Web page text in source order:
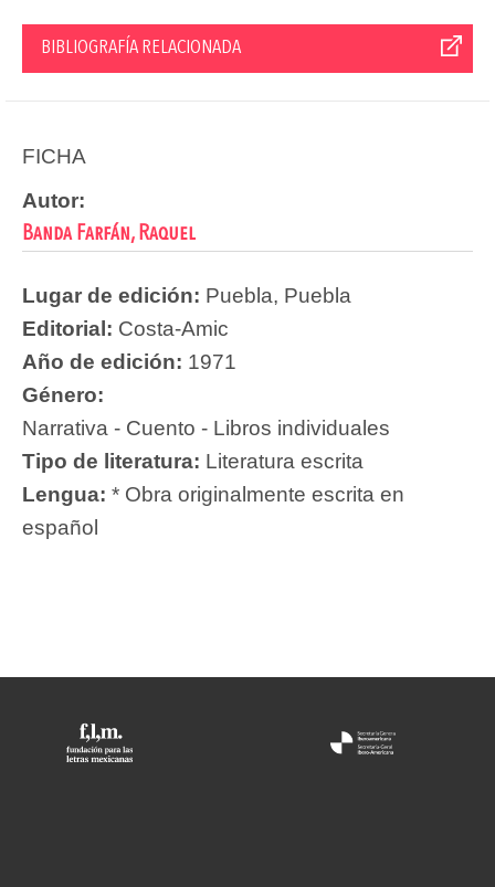
BIBLIOGRAFÍA RELACIONADA
FICHA
Autor:
Banda Farfán, Raquel
Lugar de edición: Puebla, Puebla
Editorial: Costa-Amic
Año de edición: 1971
Género:
Narrativa - Cuento - Libros individuales
Tipo de literatura: Literatura escrita
Lengua: * Obra originalmente escrita en
español